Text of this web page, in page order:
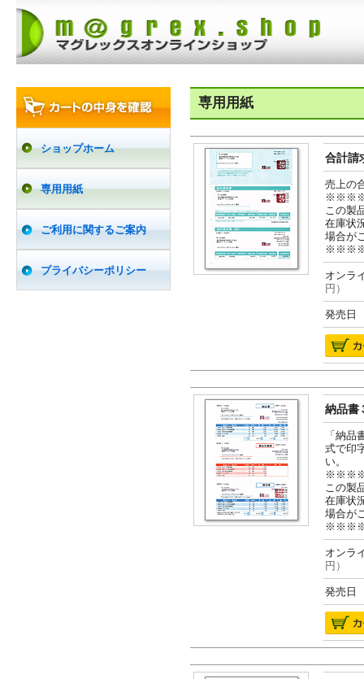
ショップホーム
専用用紙
ご利用に関するご案内
プライバシーポリシー
専用用紙
合計請
売上の
この製
在庫状
場合が
オン
円）
発売日
納品書
「納
式で印
い。
この製
在庫状
場合が
オン
円）
発売日